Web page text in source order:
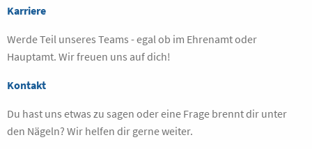
Karriere
Werde Teil unseres Teams - egal ob im Ehrenamt oder
Hauptamt. Wir freuen uns auf dich!
Kontakt
Du hast uns etwas zu sagen oder eine Frage brennt dir unter
den Nägeln? Wir helfen dir gerne weiter.